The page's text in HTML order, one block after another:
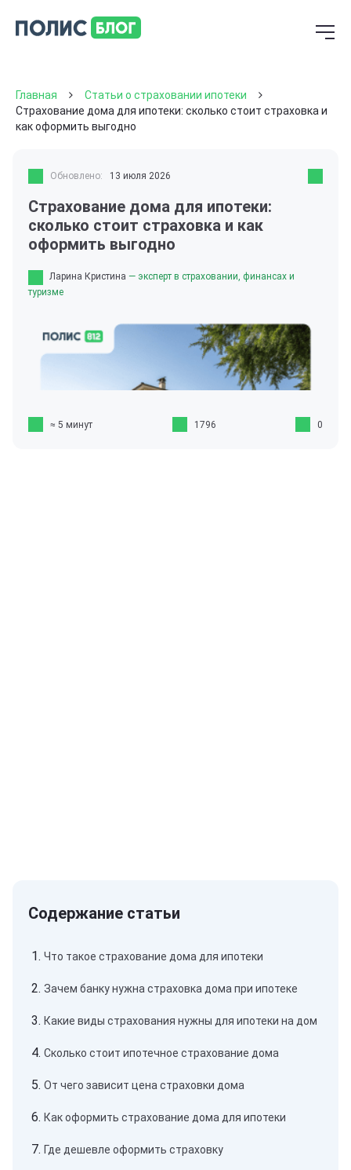
Главная
Статьи о страховании ипотеки
Страхование дома для ипотеки: сколько стоит страховка и
как оформить выгодно
Обновлено: 13 июля 2026
Страхование дома для ипотеки:
сколько стоит страховка и как
оформить выгодно
Ларина Кристина — эксперт в страховании, финансах и
туризме
≈ 5 минут 1796 0
Что такое страхование дома для ипотеки
Зачем банку нужна страховка дома при ипотеке
Какие виды страхования нужны для ипотеки на дом
Сколько стоит ипотечное страхование дома
От чего зависит цена страховки дома
Как оформить страхование дома для ипотеки
Где дешевле оформить страховку